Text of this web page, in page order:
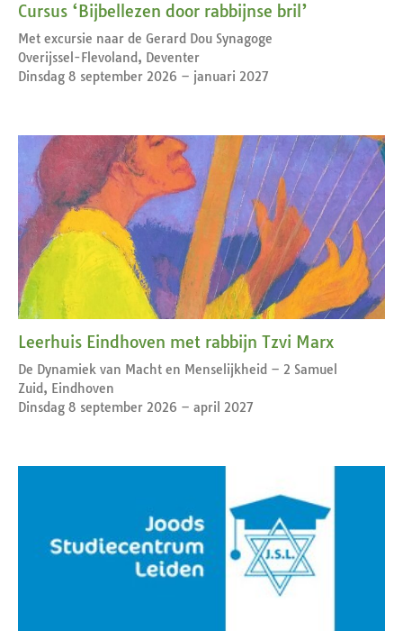
Cursus ‘Bijbellezen door rabbijnse bril’
Met excursie naar de Gerard Dou Synagoge
Overijssel-Flevoland, Deventer
Dinsdag 8 september 2026 – januari 2027
Leerhuis Eindhoven met rabbijn Tzvi Marx
De Dynamiek van Macht en Menselijkheid – 2 Samuel
Zuid, Eindhoven
Dinsdag 8 september 2026 – april 2027